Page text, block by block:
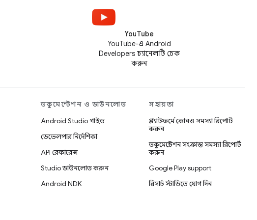
YouTube
YouTube-এ Android
Developers চ্যানেলটি চেক
করুন
ডকুমেন্টেশন ও ডাউনলোড
Android Studio গাইড
ডেভেলপার নির্দেশিকা
API রেফারেন্স
Studio ডাউনলোড করুন
Android NDK
সহায়তা
প্ল্যাটফর্মে কোনও সমস্যা রিপোর্ট
করুন
ডকুমেন্টেশন সংক্রান্ত সমস্যা রিপোর্ট
করুন
Google Play support
রিসার্চ স্টাডিতে যোগ দিন